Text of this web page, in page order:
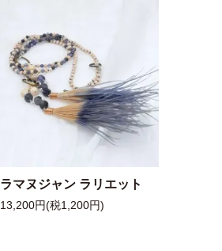
ラマヌジャン ラリエット
13,200円(税1,200円)